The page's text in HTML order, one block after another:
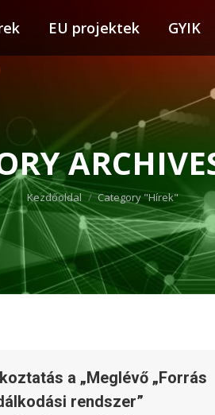
EU projektek GYIK
You are here:
Kezdőoldal Category "Hírek"
a „Meglévő „Forrás
rendszer”
Hírek EU projektek GYIK